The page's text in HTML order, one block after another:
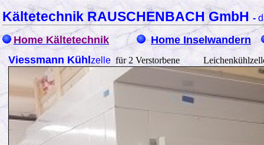
Kältetechnik RAUSCHENBACH GmbH-
Home Kältetechnik
Home Inselwandern
Viessmann Kühlzellefür 2 Verstorbene